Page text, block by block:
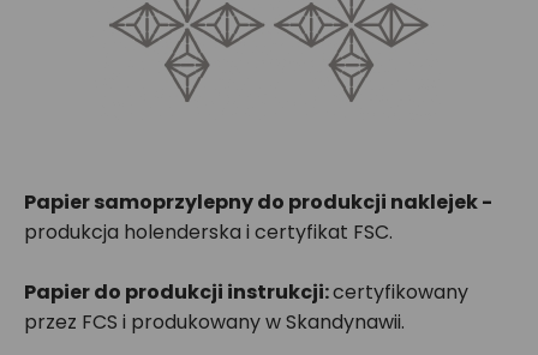
Papier samoprzylepny do produkcji naklejek -
produkcja holenderska i certyfikat FSC.
Papier do produkcji instrukcji:certyfikowany
przez FCS i produkowany w Skandynawii.